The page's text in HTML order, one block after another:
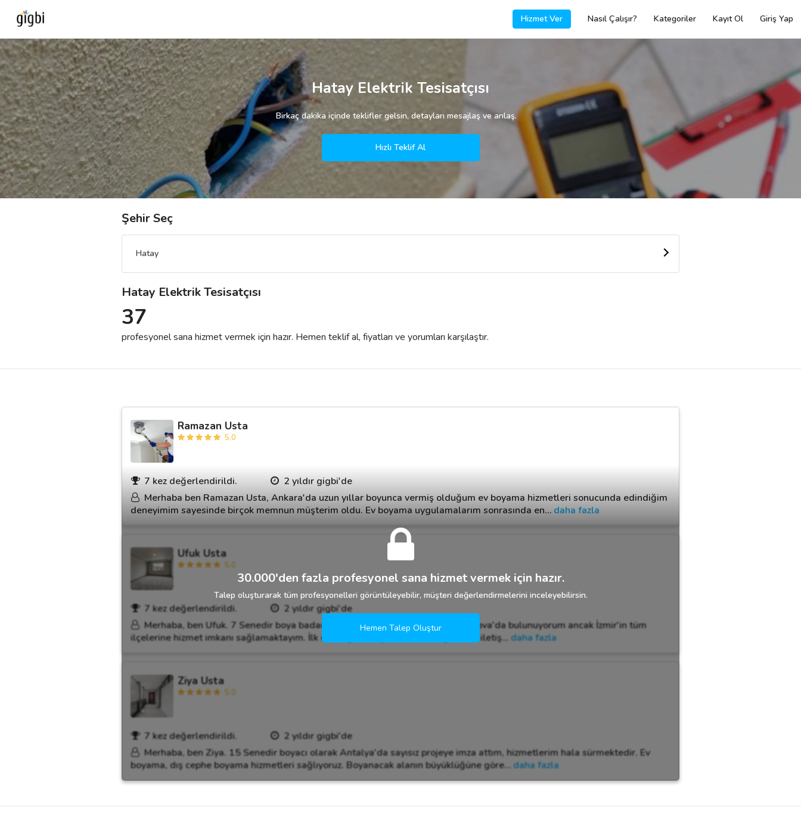
Hizmet Ver Nasıl Çalışır? Kategoriler Kayıt Ol Giriş Yap
Anasayfa
Giriş Yap
Kayıt Ol
Kategoriler
Hatay Elektrik Tesisatçısı
Birkaç dakika içinde teklifler gelsin, detayları mesajlaş ve anlaş.
Hızlı Teklif Al
Şehir Seç
Hatay
Hatay Elektrik Tesisatçısı
37
profesyonel sana hizmet vermek için hazır. Hemen teklif al, fiyatları ve yorumları karşılaştır.
Ramazan Usta
5.0
7 kez değerlendirildi.
2 yıldır gigbi'de
Merhaba ben Ramazan Usta, Ankara'da uzun yıllar boyunca vermiş olduğum ev boyama hizmetleri sonucunda edindiğim
deneyimim sayesinde birçok memnun müşterim oldu. Ev boyama uygulamalarım sonrasında en… daha fazla
Ufuk Usta
5.0
7 kez değerlendirildi.
2 yıldır gigbi'de
Merhaba, ben Ufuk. 7 Senedir boya badana hizmetleri sunuyorum. İzmir Bornova'da bulunuyorum ancak İzmir'in tüm
ilçelerine hizmet imkanı sağlamaktayım. İlk önceliğim müşterilerimle sağlıklı bir iletiş… daha fazla
Ziya Usta
5.0
7 kez değerlendirildi.
2 yıldır gigbi'de
Merhaba, ben Ziya. 15 Senedir boyacı olarak Antalya'da sayısız projeye imza attım, hizmetlerim hala sürmektedir. Ev
boyama, dış cephe boyama hizmetleri sağlıyoruz. Boyanacak alanın büyüklüğüne göre… daha fazla
30.000'den fazla profesyonel sana hizmet vermek için hazır.
Talep oluşturarak tüm profesyonelleri görüntüleyebilir, müşteri değerlendirmelerini inceleyebilirsin.
Hemen Talep Oluştur